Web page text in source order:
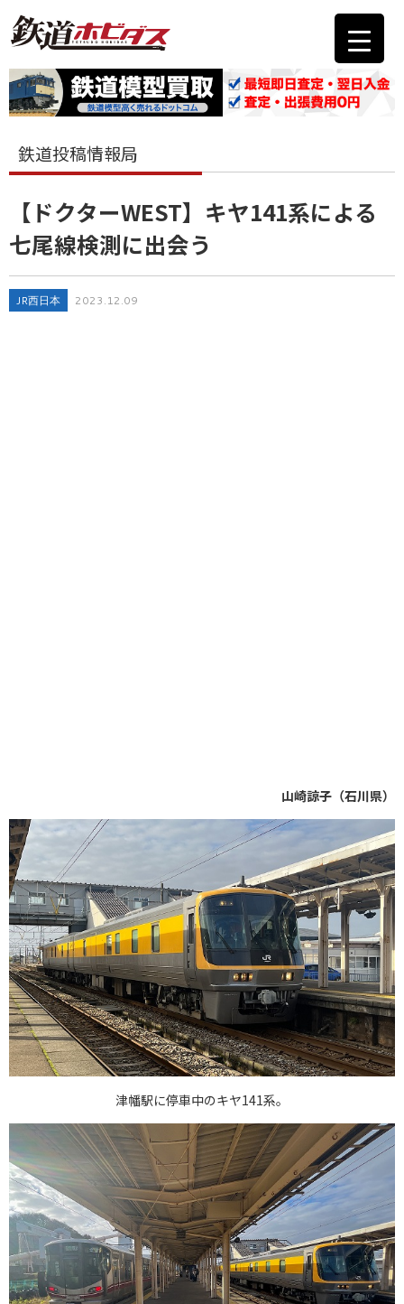
鉄道投稿情報局
【ドクターWEST】キヤ141系による
七尾線検測に出会う
JR西日本 2023.12.09
山崎諒子（石川県）
津幡駅に停車中のキヤ141系。